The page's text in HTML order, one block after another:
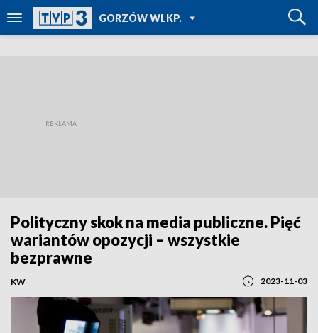
GORZÓW WLKP.
TVP REGIONY
Polityczny skok na media publiczne. Pięć
wariantów opozycji – wszystkie
bezprawne
KW 2023-11-03